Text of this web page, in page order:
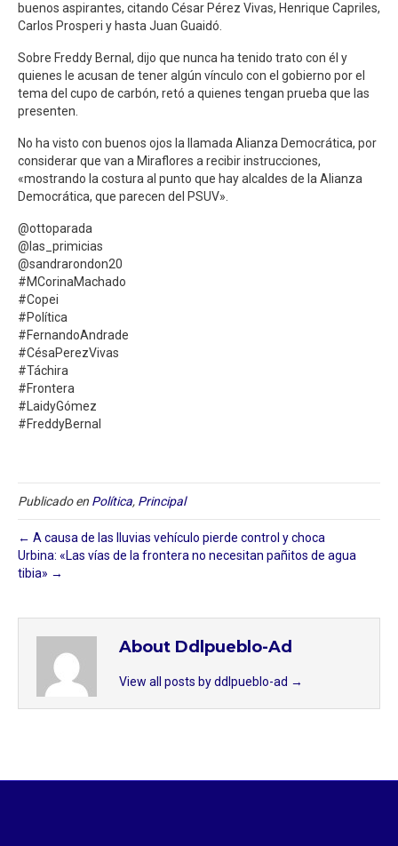
buenos aspirantes, citando César Pérez Vivas, Henrique Capriles,
Carlos Prosperi y hasta Juan Guaidó.
Sobre Freddy Bernal, dijo que nunca ha tenido trato con él y
quienes le acusan de tener algún vínculo con el gobierno por el
tema del cupo de carbón, retó a quienes tengan prueba que las
presenten.
No ha visto con buenos ojos la llamada Alianza Democrática, por
considerar que van a Miraflores a recibir instrucciones,
«mostrando la costura al punto que hay alcaldes de la Alianza
Democrática, que parecen del PSUV».
@ottoparada
@las_primicias
@sandrarondon20
#MCorinaMachado
#Copei
#Política
#FernandoAndrade
#CésaPerezVivas
#Táchira
#Frontera
#LaidyGómez
#FreddyBernal
Publicado en Política, Principal
← A causa de las lluvias vehículo pierde control y choca⁣ ⁣
Urbina: «Las vías de la frontera no necesitan pañitos de agua
tibia» →
About Ddlpueblo-Ad
View all posts by ddlpueblo-ad →